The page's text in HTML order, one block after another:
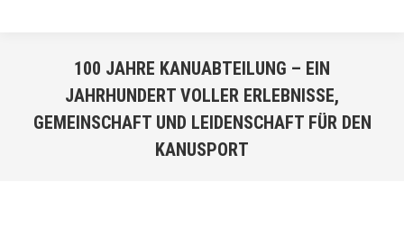
100 JAHRE KANUABTEILUNG – EIN
JAHRHUNDERT VOLLER ERLEBNISSE,
GEMEINSCHAFT UND LEIDENSCHAFT FÜR DEN
KANUSPORT